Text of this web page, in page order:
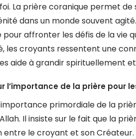
La prière coranique permet
dans un monde souvent
affronter les défis de la vie
les croyants ressentent une
aide à grandir spirituellement
l’importance de la prière pour
primordiale de la
Il insiste sur le fait que la
le croyant et son